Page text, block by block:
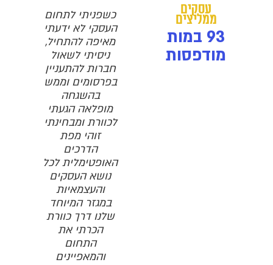
עסקים
ממליצים
93 במות
מודפסות
כשפניתי לתחום
העסקי לא ידעתי
מאיפה להתחיל,
ניסיתי לשאול
בפרסומים וממש
לכוורת ומבחינתי
האופטימלית לכל
בזמן האחרון
צצות הרבה
אפשרויות
לשידורים
עסקיים כשאנשי
המקצוע לצערנו
רחוקים מאוד
מהדרך הנכונה.
אז יש את הפיתוי
מצד אחד- ללכת
ללמוד מטובים
בתחומם, מצד
שני- זה... לא.
מרגיש באופן
ברור, לא
השתדלות נכונה.
תודה על הבמה
האיכותית
והשמורה!